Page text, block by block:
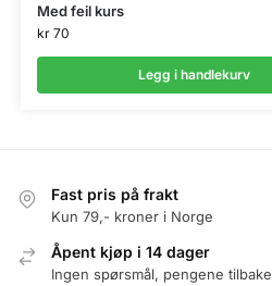
Med feil kurs
kr70
Legg i handlekurv
Fast pris på frakt
Kun 79,- kroner i Norge
Åpent kjøp i 14 dager
Ingen spørsmål, pengene tilbake